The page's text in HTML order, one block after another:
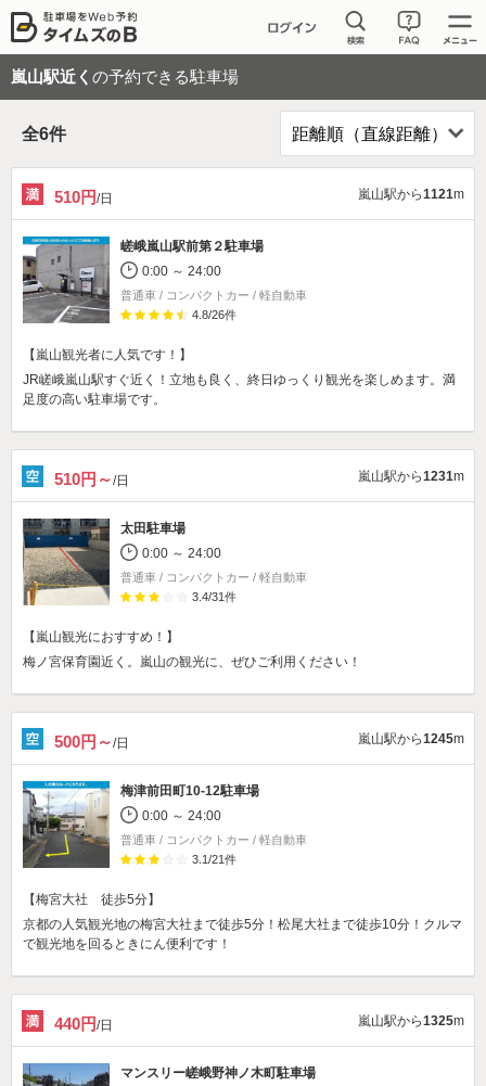
嵐山駅近く の予約できる駐車場
全6件
510円/日 嵐山駅から1121m
嵯峨嵐山駅前第２駐車場
0:00 ～ 24:00
普通車 / コンパクトカー / 軽自動車
4.8/26件
【嵐山観光者に人気です！】
JR嵯峨嵐山駅すぐ近く！立地も良く、終日ゆっくり観光を楽しめます。満
足度の高い駐車場です。
510円～/日 嵐山駅から1231m
太田駐車場
0:00 ～ 24:00
普通車 / コンパクトカー / 軽自動車
3.4/31件
【嵐山観光におすすめ！】
梅ノ宮保育園近く。嵐山の観光に、ぜひご利用ください！
500円～/日 嵐山駅から1245m
梅津前田町10-12駐車場
0:00 ～ 24:00
普通車 / コンパクトカー / 軽自動車
3.1/21件
【梅宮大社 徒歩5分】
京都の人気観光地の梅宮大社まで徒歩5分！松尾大社まで徒歩10分！クルマ
で観光地を回るときにん便利です！
440円/日 嵐山駅から1325m
マンスリー嵯峨野神ノ木町駐車場